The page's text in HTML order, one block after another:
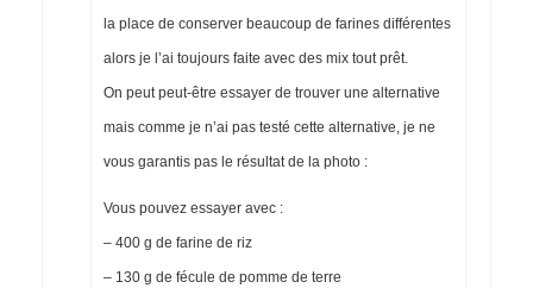
la place de conserver beaucoup de farines différentes
alors je l’ai toujours faite avec des mix tout prêt.
On peut peut-être essayer de trouver une alternative
mais comme je n’ai pas testé cette alternative, je ne
vous garantis pas le résultat de la photo :
Vous pouvez essayer avec :
– 400 g de farine de riz
– 130 g de fécule de pomme de terre